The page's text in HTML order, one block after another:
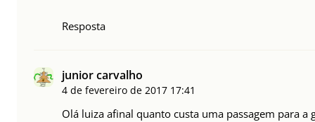
Resposta
junior carvalho
4 de fevereiro de 2017 17:41
Olá luiza afinal quanto custa uma passagem para a